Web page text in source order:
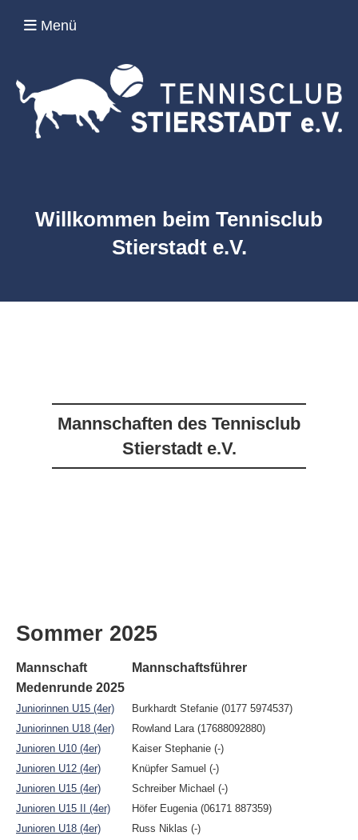
Menü
Willkommen beim Tennisclub
Stierstadt e.V.
Mannschaften des Tennisclub
Stierstadt e.V.
Sommer 2025
Mannschaft
Mannschaftsführer
Medenrunde 2025
Juniorinnen U15 (4er)
Burkhardt Stefanie (0177 5974537)
Juniorinnen U18 (4er)
Rowland Lara (17688092880)
Junioren U10 (4er)
Kaiser Stephanie (-)
Junioren U12 (4er)
Knüpfer Samuel (-)
Junioren U15 (4er)
Schreiber Michael (-)
Junioren U15 II (4er)
Höfer Eugenia (06171 887359)
Junioren U18 (4er)
Russ Niklas (-)